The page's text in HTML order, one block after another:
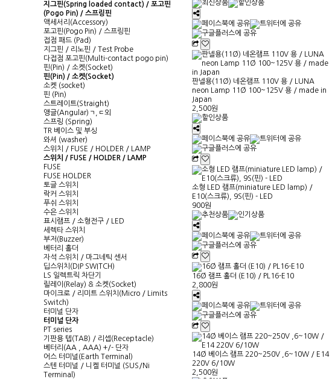
지그핀(Spring loaded contact) / 포고핀
(Pogo Pin) / 스프링핀
액세서리(Accessory)
포고핀(Pogo Pin) / 스프링핀
접점 패드 (Pad)
지그핀 / 리노핀 / Test Probe
다접점 포고핀(Multi-contact pogo pin)
핀(Pin) / 소켓(Socket)
핀(Pin) / 소켓(Socket)
소켓 (socket)
핀 (Pin)
스트레이트(Straight)
앵글(Angular)ㄱ,ㄷ외
스프링 (Spring)
TR 베이스 및 부싱
와셔 (washer)
스위치 / FUSE / HOLDER / LAMP
스위치 / FUSE / HOLDER / LAMP
FUSE
FUSE HOLDER
토글 스위치
락커 스위치
푸쉬 스위치
수은 스위치
표시램프 / 소형전구 / LED
세렉타 스위치
부저(Buzzer)
베터리 홀더
자석 스위치 / 마그네틱 센서
딥스위치(DIP SWITCH)
LS 일렉트릭 차단기
릴레이(Relay) & 소켓(Socket)
마이크로 / 리미트 스위치(Micro / Limits
Switch)
터미널 단자
터미널 단자
PT series
기판용 텝(TAB) / 리셉(Receptacle)
베터리(AA , AAA) +/- 단자
어스 터미널(Earth Terminal)
스텐 터미널 / 니켈 터미널 (SUS/Ni
Terminal)
판넬용(11Ø) 네온램프 110V 용 / LUNA
neon Lamp 11Ø 100~125V 용 / made in
Japan
2,500원
소형 LED 램프(miniature LED lamp) /
E10(스크류), 9S(핀) - LED
900원
16Ø 램프 홀더 (E10) / PL16-E10
2,800원
14Ø 베이스 램프 220~250V ,6~10W / E14
220V 6/10W
2,500원